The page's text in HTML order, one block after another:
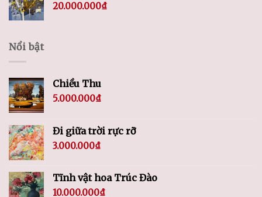
20.000.000₫
Nổi bật
Chiều Thu
5.000.000₫
Đi giữa trời rực rỡ
3.000.000₫
Tĩnh vật hoa Trúc Đào
10.000.000₫